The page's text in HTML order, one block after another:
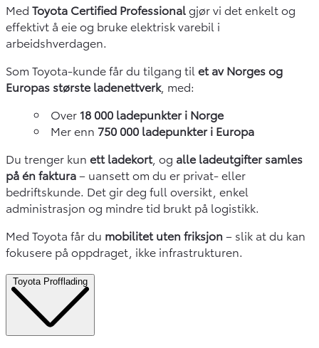
Med Toyota Certified Professionalgjør vi det enkelt og
effektivt å eie og bruke elektrisk varebil i
arbeidshverdagen.
Som Toyota-kunde får du tilgang til et av Norges og
Europas største ladenettverk, med:
Over 18 000 ladepunkter i Norge
Mer enn 750 000 ladepunkter i Europa
Du trenger kun ett ladekort, og alle ladeutgifter samles
på én faktura– uansett om du er privat- eller
bedriftskunde. Det gir deg full oversikt, enkel
administrasjon og mindre tid brukt på logistikk.
Med Toyota får du mobilitet uten friksjon– slik at du kan
fokusere på oppdraget, ikke infrastrukturen.
Toyota Profflading